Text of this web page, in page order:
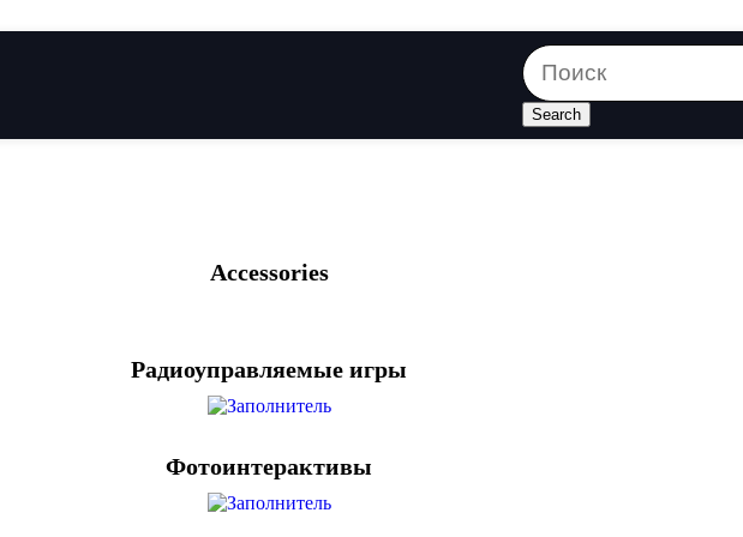
Search
Accessories
Радиоуправляемые игры
Фотоинтерактивы